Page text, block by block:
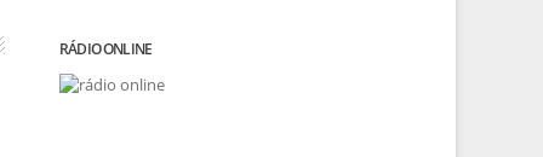
RÁDIO ONLINE